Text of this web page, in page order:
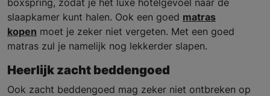
slaapkamer kunt halen. Ook een goed matras
kopen moet je zeker niet vergeten. Met een goed
matras zul je namelijk nog lekkerder slapen.
Heerlijk zacht beddengoed
Ook zacht beddengoed mag zeker niet ontbreken op